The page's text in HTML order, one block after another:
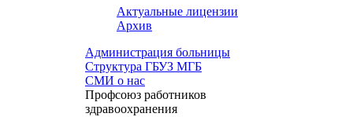
Актуальные лицензии
Архив
Администрация больницы
Структура ГБУЗ МГБ
СМИ о нас
Профсоюз работников
здравоохранения